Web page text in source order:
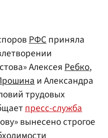
РФСприняла
АлексеяРебко,
и Александра
трудовых
пресс-служба
вынесено строгое